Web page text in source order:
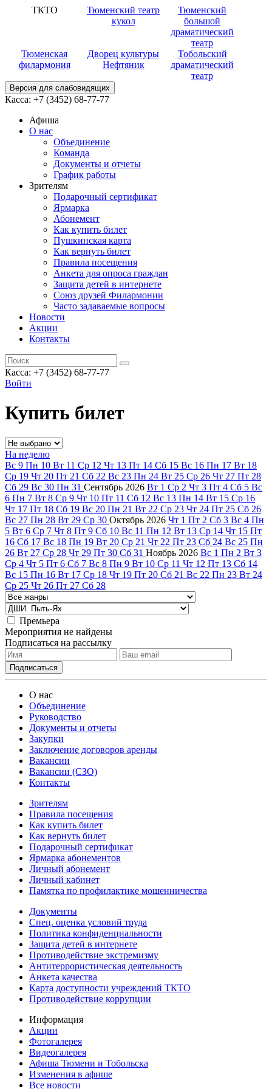
ТКТО
Тюменский театр
кукол
Тюменский
большой
драматический
театр
Тюменская
филармония
Дворец культуры
Нефтяник
Тобольский
драматический
театр
Версия для слабовидящих
Касса: +7 (3452) 68-77-77
Афиша
О нас
Объединение
Команда
Документы и отчеты
График работы
Зрителям
Подарочный сертификат
Ярмарка
Абонемент
Как купить билет
Пушкинская карта
Как вернуть билет
Правила посещения
Анкета для опроса граждан
Защита детей в интернете
Союз друзей Филармонии
Часто задаваемые вопросы
Новости
Акции
Контакты
Касса: +7 (3452) 68-77-77
Войти
Купить билет
На неделю
Вс 9 Пн 10 Вт 11 Ср 12 Чт 13 Пт 14 Сб 15 Вс 16 Пн 17 Вт 18
Ср 19 Чт 20 Пт 21 Сб 22 Вс 23 Пн 24 Вт 25 Ср 26 Чт 27 Пт 28
Сб 29 Вс 30 Пн 31 Сентябрь 2026 Вт 1 Ср 2 Чт 3 Пт 4 Сб 5 Вс
6 Пн 7 Вт 8 Ср 9 Чт 10 Пт 11 Сб 12 Вс 13 Пн 14 Вт 15 Ср 16
Чт 17 Пт 18 Сб 19 Вс 20 Пн 21 Вт 22 Ср 23 Чт 24 Пт 25 Сб 26
Вс 27 Пн 28 Вт 29 Ср 30 Октябрь 2026 Чт 1 Пт 2 Сб 3 Вс 4 Пн
5 Вт 6 Ср 7 Чт 8 Пт 9 Сб 10 Вс 11 Пн 12 Вт 13 Ср 14 Чт 15 Пт
16 Сб 17 Вс 18 Пн 19 Вт 20 Ср 21 Чт 22 Пт 23 Сб 24 Вс 25 Пн
26 Вт 27 Ср 28 Чт 29 Пт 30 Сб 31 Ноябрь 2026 Вс 1 Пн 2 Вт 3
Ср 4 Чт 5 Пт 6 Сб 7 Вс 8 Пн 9 Вт 10 Ср 11 Чт 12 Пт 13 Сб 14
Вс 15 Пн 16 Вт 17 Ср 18 Чт 19 Пт 20 Сб 21 Вс 22 Пн 23 Вт 24
Ср 25 Чт 26 Пт 27 Сб 28
Премьера
Мероприятия не найдены
Подписаться на рассылку
О нас
Объединение
Руководство
Документы и отчеты
Закупки
Заключение договоров аренды
Вакансии
Вакансии (СЗО)
Контакты
Зрителям
Правила посещения
Как купить билет
Как вернуть билет
Подарочный сертификат
Ярмарка абонементов
Личный абонемент
Личный кабинет
Памятка по профилактике мошенничества
Документы
Спец. оценка условий труда
Политика конфиденциальности
Защита детей в интернете
Противодействие экстремизму
Антитеррористическая деятельность
Анкета качества
Карта доступности учреждений ТКТО
Противодействие коррупции
Информация
Акции
Фотогалерея
Видеогалерея
Афиша Тюмени и Тобольска
Изменения в афише
Все новости